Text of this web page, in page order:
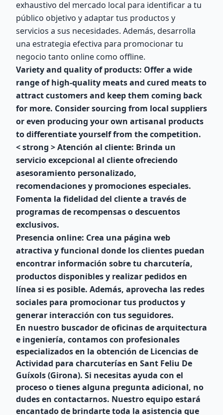
exhaustivo del mercado local para identificar a tu
público objetivo y adaptar tus productos y
servicios a sus necesidades. Además, desarrolla
una estrategia efectiva para promocionar tu
negocio tanto online como offline.
Variety and quality of products: Offer a wide
range of high-quality meats and cured meats to
attract customers and keep them coming back
for more. Consider sourcing from local suppliers
or even producing your own artisanal products
to differentiate yourself from the competition.
< strong > Atención al cliente: Brinda un
servicio excepcional al cliente ofreciendo
asesoramiento personalizado,
recomendaciones y promociones especiales.
Fomenta la fidelidad del cliente a través de
programas de recompensas o descuentos
exclusivos.
Presencia online: Crea una página web
atractiva y funcional donde los clientes puedan
encontrar información sobre tu charcutería,
productos disponibles y realizar pedidos en
línea si es posible. Además, aprovecha las redes
sociales para promocionar tus productos y
generar interacción con tus seguidores.
En nuestro buscador de oficinas de arquitectura
e ingeniería, contamos con profesionales
especializados en la obtención de Licencias de
Actividad para charcuterías en Sant Feliu De
Guíxols (Girona). Si necesitas ayuda con el
proceso o tienes alguna pregunta adicional, no
dudes en contactarnos. Nuestro equipo estará
encantado de brindarte toda la asistencia que